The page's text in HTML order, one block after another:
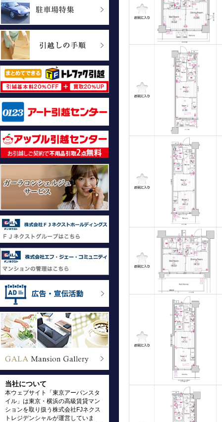
当社について
本ウェブサイト「東京アーバンスタ
イル」は東京・横浜の高級賃貸マン
ションを取り扱う株式会社FJネクス
トレジデンシャルが運営していま